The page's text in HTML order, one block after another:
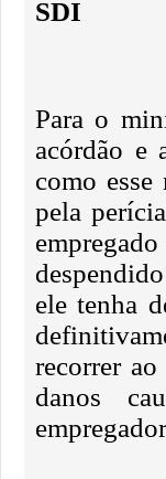
SDI
Para o
acórdão e
como esse
pela
ele tenha
recorrer
danos